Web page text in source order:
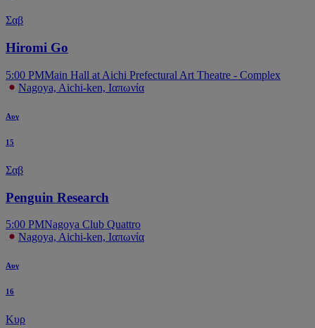
Σαβ
Hiromi Go
5:00 PMMain Hall at Aichi Prefectural Art Theatre - Complex
Nagoya, Aichi-ken, Ιαπωνία
Αυγ
15
Σαβ
Penguin Research
5:00 PMNagoya Club Quattro
Nagoya, Aichi-ken, Ιαπωνία
Αυγ
16
Κυρ